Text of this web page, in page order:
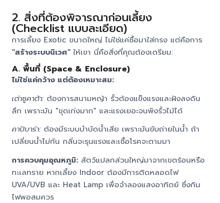
2. สิ่งที่ต้องพิจารณาก่อนเลี้ยง
(Checklist แบบละเอียด)
การเลี้ยง Exotic ขนาดใหญ่ ไม่ใช่แค่ซื้อมาใส่กรง แต่คือการ
"สร้างระบบนิเวศ"ให้เขา นี่คือสิ่งที่คุณต้องเตรียม:
A. พื้นที่ (Space & Enclosure)
ไม่ใช่แค่กว้าง แต่ต้องเหมาะสม:
เต่าซูคาต้า:ต้องการสนามหญ้า รั้วต้องแข็งแรงและฝังลงดิน
ลึก เพราะมัน "ขุดเก่งมาก" และแรงเยอะจนพังรั้วไม้ได้
คาปิบาร่า:ต้องมีระบบบำบัดน้ำเสีย เพราะมันขับถ่ายในน้ำ ถ้า
เปลี่ยนน้ำไม่ทัน กลิ่นจะรุนแรงและเชื้อโรคจะตามมา
การควบคุมอุณหภูมิ:สัตว์แปลกส่วนใหญ่มาจากเขตร้อนหรือ
ทะเลทราย หากเลี้ยง Indoor ต้องมีการติดหลอดไฟ
UVA/UVB และ Heat Lamp เพื่อจำลองแสงอาทิตย์ ซึ่งกิน
ไฟพอสมควร